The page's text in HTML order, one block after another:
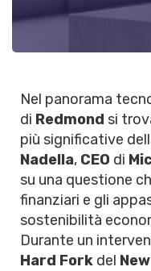
Nel panorama
di Redmond si
più significative
Nadella, CEO di
su una questione
finanziari e gli
sostenibilità
Durante un
Hard Fork del